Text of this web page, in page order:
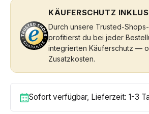
KÄUFERSCHUTZ
Durch unsere Trusted-
profitierst du bei jeder
integrierten Käuferschutz —
Zusatzkosten.
Sofort verfügbar, Lieferzeit: 1-3